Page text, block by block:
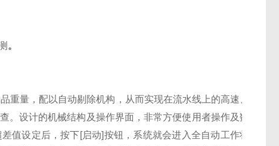
。
重量，配以自动剔除机构，从而实现在流水线上的高速、
设计的机械结构及操作界面，非常方便使用者操作及数
值设定后，按下[启动]按钮，系统就会进入全自动工作状